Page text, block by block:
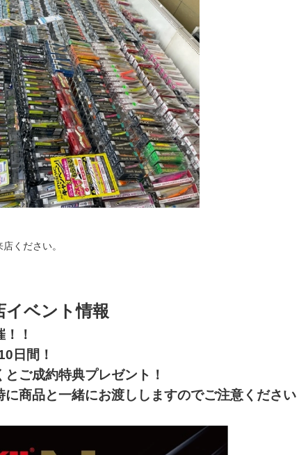
ください。
イベント情報
！
日間！
ご成約特典プレゼント！
商品と一緒にお渡ししますのでご注意ください